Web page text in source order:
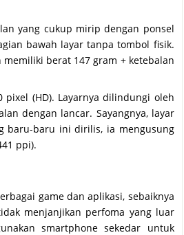
yang cukup mirip dengan ponsel
bawah layar tanpa tombol fisik.
berat 147 gram + ketebalan
pixel (HD). Layarnya dilindungi oleh
dengan lancar. Sayangnya, layar
baru-baru ini dirilis, ia mengusung
ppi).
game dan aplikasi, sebaiknya
menjanjikan perfoma yang luar
smartphone sekedar untuk